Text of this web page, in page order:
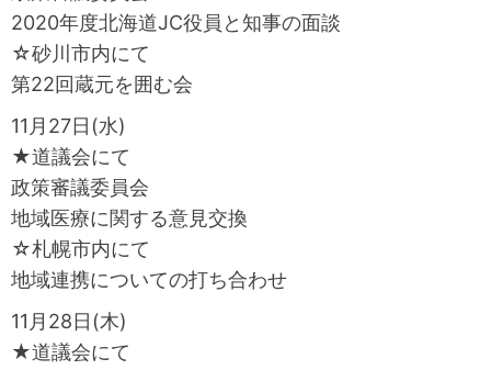
2020年度北海道JC役員と知事の面談
☆砂川市内にて
第22回蔵元を囲む会
11月27日(水)
★道議会にて
政策審議委員会
地域医療に関する意見交換
☆札幌市内にて
地域連携についての打ち合わせ
11月28日(木)
★道議会にて